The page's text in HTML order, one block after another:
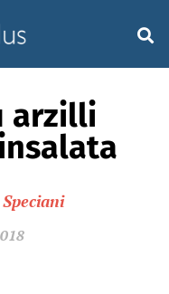
arzilli